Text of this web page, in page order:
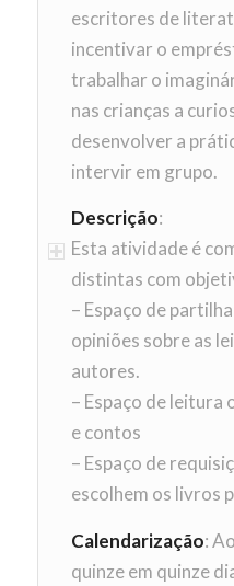
escritores de
incentivar o
trabalhar o
nas crianças a
desenvolver a
intervir em grupo.
Descrição:
Esta atividade é
distintas com
– Espaço de
opiniões sobre as
autores.
– Espaço de leitura
e contos
– Espaço de
escolhem os livros
Calendarização:
quinze em quinze